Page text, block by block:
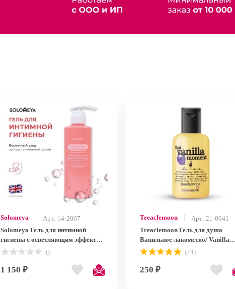
Solomeya
Арт: 14-2067
Solomeya Гель для интимной
гигиены с осветляющим эффектом
c молочной кислотой и зелёным
чаем / Lightening Intimate
()
1 150 ₽
Treaclemoon
Арт: 21-0041
Treaclemoon Гель для душа
Ванильное лакомство/ Vanilla
moment Bath & shower gel, 60
(24)
250 ₽